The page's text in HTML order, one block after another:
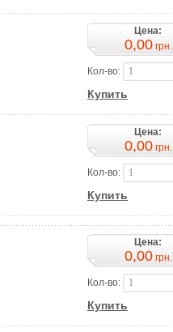
Цена:
0,00грн.
Кол-во:
Купить
Цена:
0,00грн.
Кол-во:
Купить
Цена:
0,00грн.
Кол-во:
Купить